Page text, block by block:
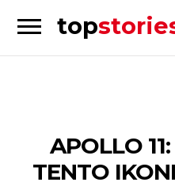
Skip
to
Skip
to
top
lidi
APOLLO
TENTO